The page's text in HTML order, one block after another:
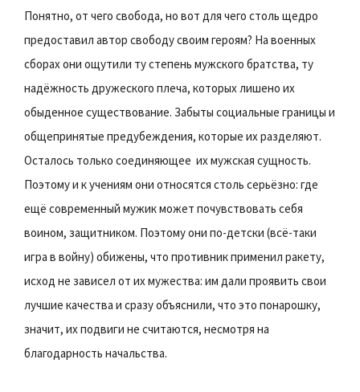
Понятно, от чего свобода, но вот для чего столь щедро
предоставил автор свободу своим героям? На военных
сборах они ощутили ту степень мужского братства, ту
надёжность дружеского плеча, которых лишено их
обыденное существование. Забыты социальные границы и
общепринятые предубеждения, которые их разделяют.
Осталось только соединяющее  их мужская сущность.
Поэтому и к учениям они относятся столь серьёзно: где
ещё современный мужик может почувствовать себя
воином, защитником. Поэтому они по-детски (всё-таки
игра в войну) обижены, что противник применил ракету,
исход не зависел от их мужества: им дали проявить свои
лучшие качества и сразу объяснили, что это понарошку,
значит, их подвиги не считаются, несмотря на
благодарность начальства.